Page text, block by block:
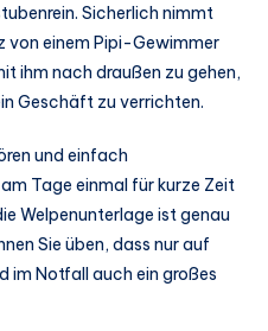
Sicherlich nimmt
von einem Pipi-Gewimmer
ihm nach draußen zu gehen,
Geschäft zu verrichten.
und einfach
Tage einmal für kurze Zeit
Welpenunterlage ist genau
Sie üben, dass nur auf
im Notfall auch ein großes